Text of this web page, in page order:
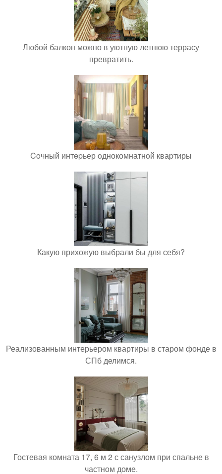
Любой балкон можно в уютную летнюю террасу
превратить.
Coчный интepьер oднокомнатнoй кваpтиры
Какую прихожую выбрали бы для себя?
Реализованным интерьером квартиры в старом фонде в
СПб делимся.
Гостевая комната 17, 6 м 2 с санузлом при спальне в
частном доме.